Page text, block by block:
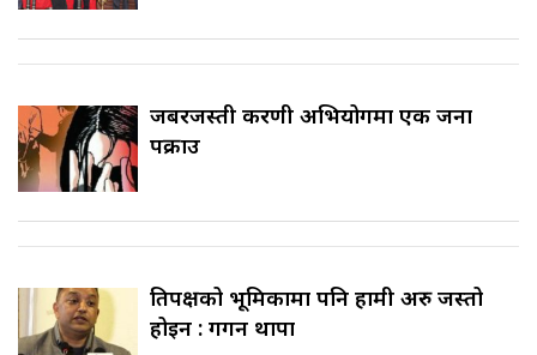
जबरजस्ती करणी अभियोगमा एक जना
पक्राउ
प्रतिपक्षको भूमिकामा पनि हामी अरु जस्तो
होइन : गगन थापा